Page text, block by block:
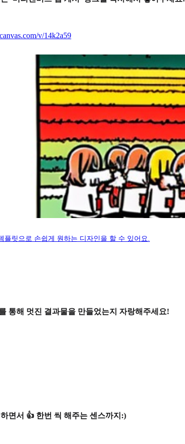
v/14k2a59
플릿으로 손쉽게 원하는 디자인을 할 수 있어요.
통해 멋진 결과물을 만들었는지 자랑해주세요!
면서 👍 한번 씩 해주는 센스까지:)